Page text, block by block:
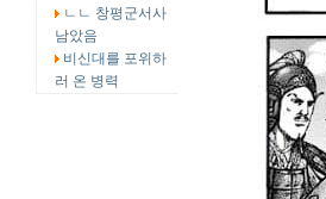
ㄴㄴ 창평군서사
남았음
비신대를 포위하
러 온 병력